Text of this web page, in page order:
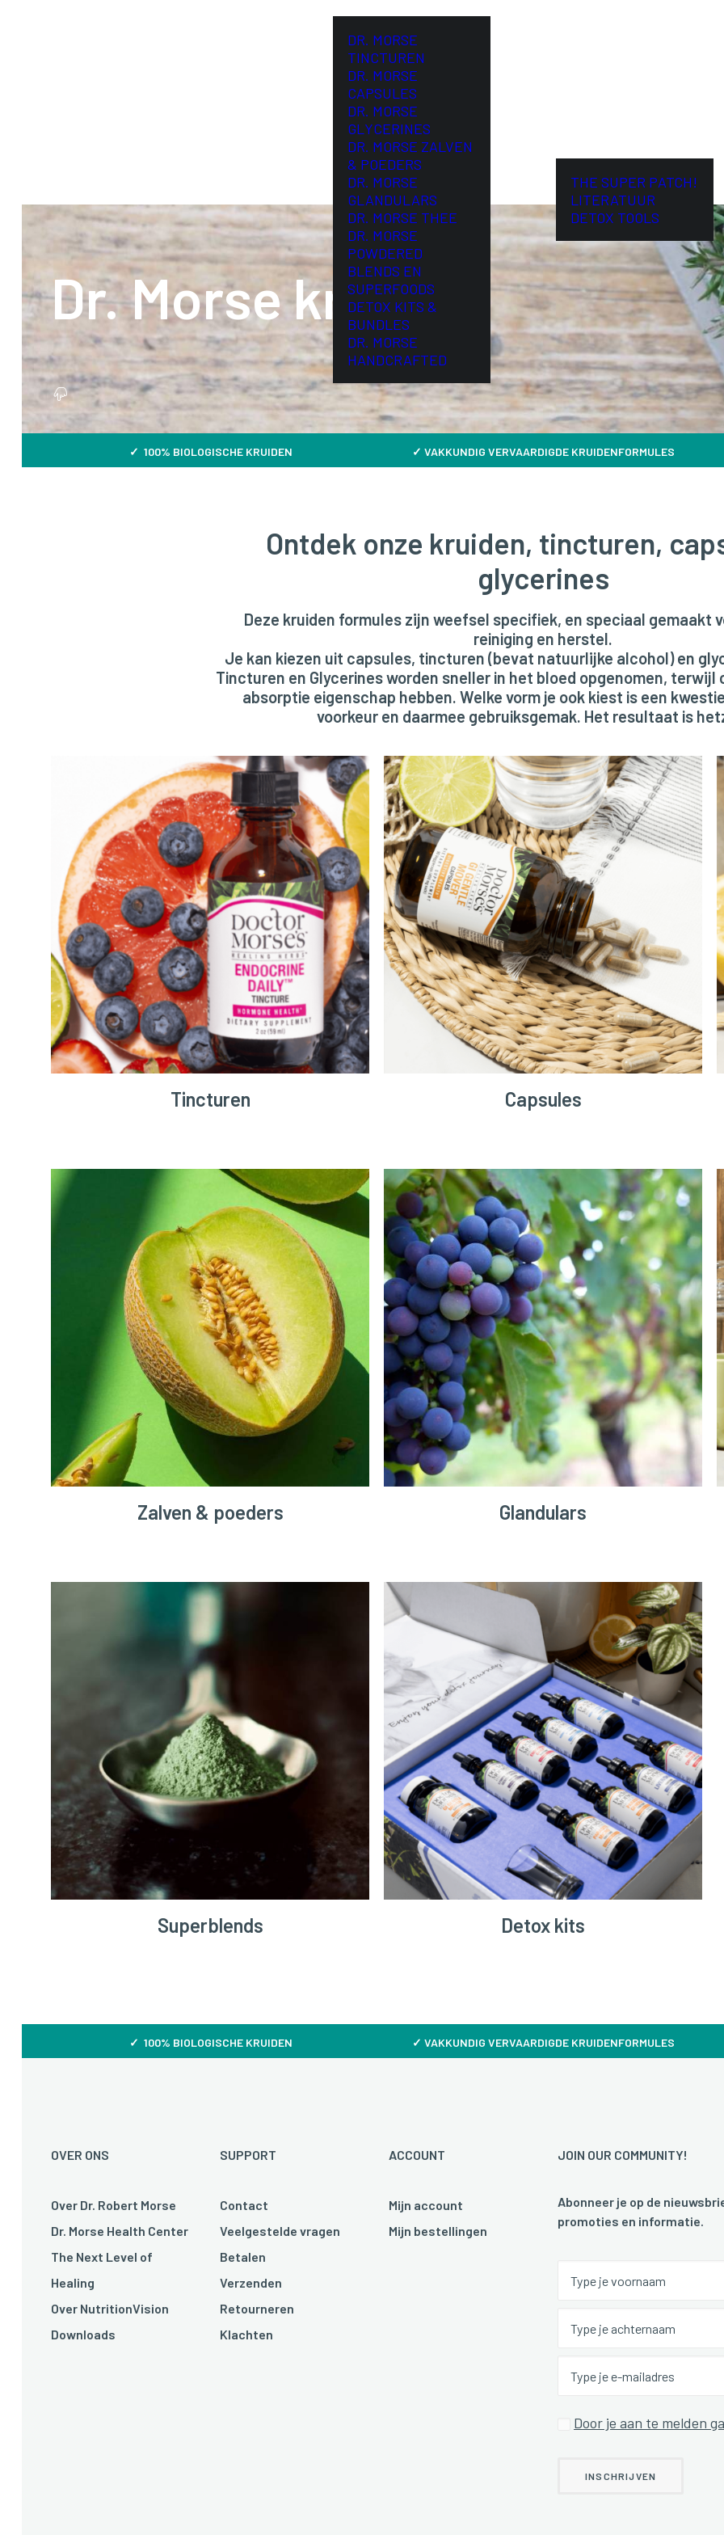
DR. MORSE
TINCTUREN
DR. MORSE
CAPSULES
DR. MORSE
GLYCERINES
DR. MORSE ZALVEN
& POEDERS
DR. MORSE
GLANDULARS
DR. MORSE THEE
DR. MORSE
POWDERED
BLENDS EN
SUPERFOODS
DETOX KITS &
BUNDLES
DR. MORSE
HANDCRAFTED
THE SUPER PATCH!
LITERATUUR
DETOX TOOLS
Dr. Morse kruiden
✓ 100% BIOLOGISCHE KRUIDEN ✓ VAKKUNDIG VERVAARDIGDE KRUIDENFORMULES
Ontdek onze kruiden, tincturen,
glycerines
Deze kruiden formules zijn weefsel specifiek, en speciaal gemaakt
reiniging en herstel.
Je kan kiezen uit capsules, tincturen (bevat natuurlijke alcohol) en
Tincturen en Glycerines worden sneller in het bloed opgenomen, terwijl
absorptie eigenschap hebben. Welke vorm je ook kiest is een
voorkeur en daarmee gebruiksgemak. Het resultaat is
Tincturen Capsules
Zalven & poeders Glandulars
Superblends Detox kits
✓ 100% BIOLOGISCHE KRUIDEN ✓ VAKKUNDIG VERVAARDIGDE KRUIDENFORMULES
OVER ONS
Over Dr. Robert Morse
Dr. Morse Health Center
The Next Level of
Healing
Over NutritionVision
Downloads
SUPPORT
Contact
Veelgestelde vragen
Betalen
Verzenden
Retourneren
Klachten
ACCOUNT
Mijn account
Mijn bestellingen
JOIN OUR COMMUNITY!
Abonneer je op de
promoties en informatie.
Door je aan te melden